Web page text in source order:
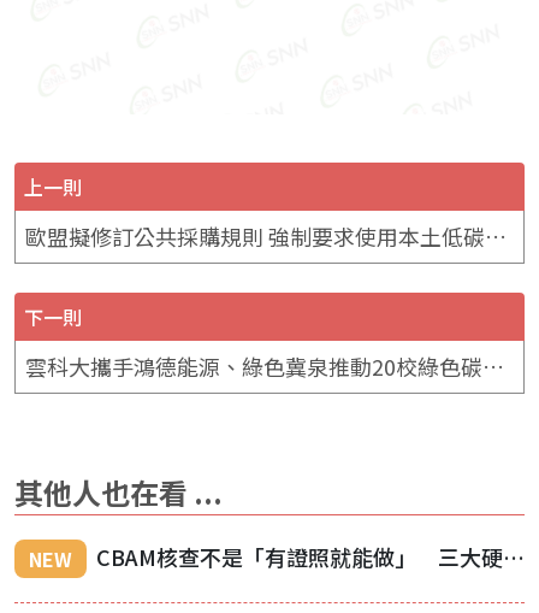
上一則
歐盟擬修訂公共採購規則 強制要求使用本土低碳鋼材
下一則
雲科大攜手鴻德能源、綠色冀泉推動20校綠色碳公益 復育綠色防災觀念
其他人也在看 ...
NEW CBAM核查不是「有證照就能做」 三大硬門檻浮現：要到現場、要懂鋼廠、還得真正獨立